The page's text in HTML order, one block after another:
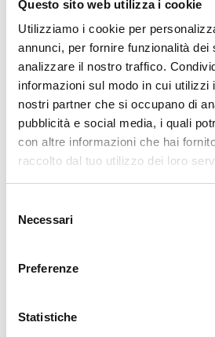
Questo sito web utilizza i cookie
Utilizziamo i cookie per
annunci, per fornire funzionalità dei
analizzare il nostro traffico.
informazioni sul modo in cui utilizzi
nostri partner che si occupano di
pubblicità e social media, i quali
con altre informazioni che hai
raccolto dal tuo utilizzo dei loro
delNecessari
Preferenze
Statistiche
Mettiti in
Contattaci adesso per
nostri prodotti, richiedere